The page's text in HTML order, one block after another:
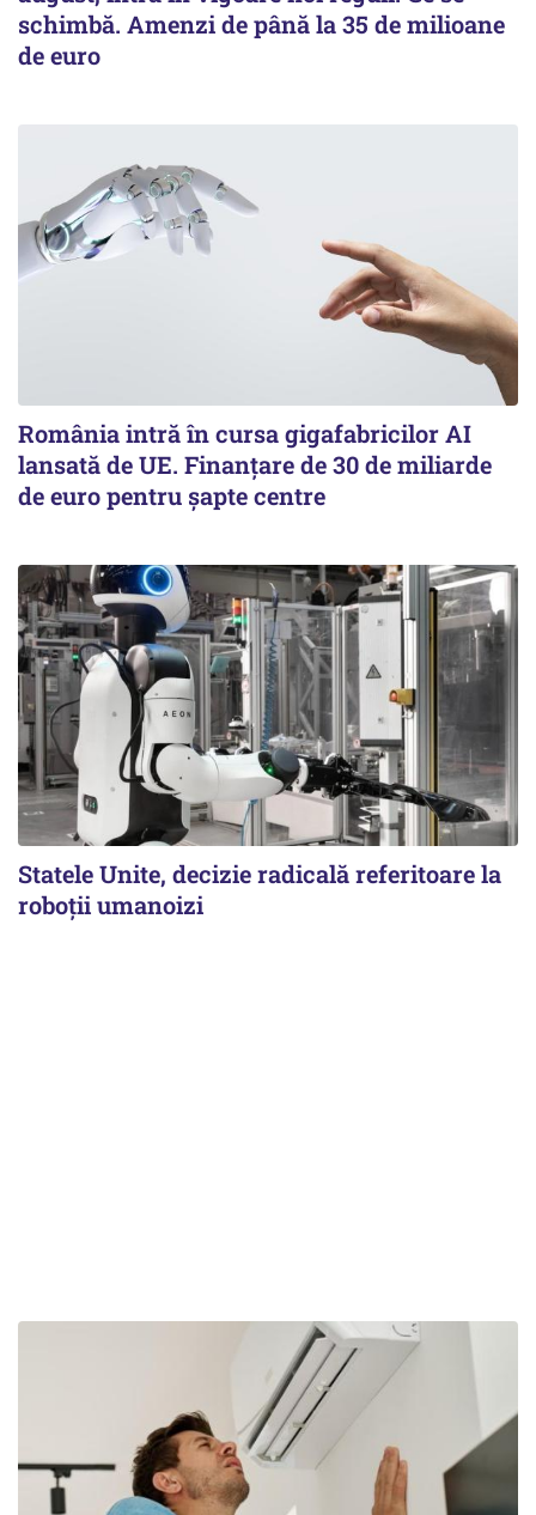
schimbă. Amenzi de până la 35 de milioane
de euro
România intră în cursa gigafabricilor AI
lansată de UE. Finanțare de 30 de miliarde
de euro pentru șapte centre
Statele Unite, decizie radicală referitoare la
roboții umanoizi